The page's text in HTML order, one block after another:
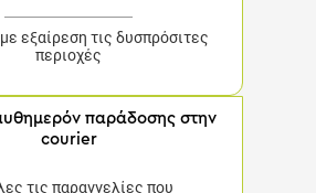
εξαίρεση τις δυσπρόσιτες
περιοχές
παράδοσης στην
courier
τις παραγγελίες που